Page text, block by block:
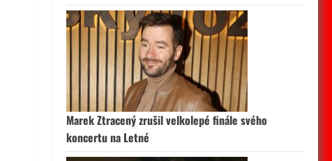
Marek Ztracený zrušil velkolepé finále svého
koncertu na Letné